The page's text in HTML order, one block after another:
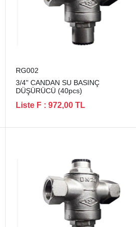
RG002
3/4" CANDAN SU BASINÇ
DÜŞÜRÜCÜ (40pcs)
Liste F : 972,00 TL